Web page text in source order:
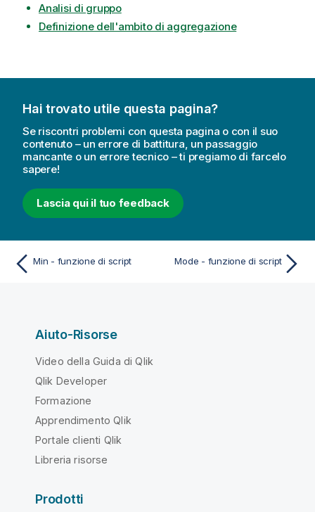
Analisi di gruppo
Definizione dell'ambito di aggregazione
Hai trovato utile questa pagina?
Se riscontri problemi con questa pagina o con il suo
contenuto – un errore di battitura, un passaggio
mancante o un errore tecnico – ti pregiamo di farcelo
sapere!
Lascia qui il tuo feedback
Min - funzione di script Mode - funzione di script
Aiuto-Risorse
Video della Guida di Qlik
Qlik Developer
Formazione
Apprendimento Qlik
Portale clienti Qlik
Libreria risorse
Prodotti